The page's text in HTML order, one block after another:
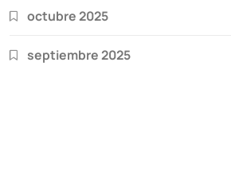
octubre 2025
septiembre 2025